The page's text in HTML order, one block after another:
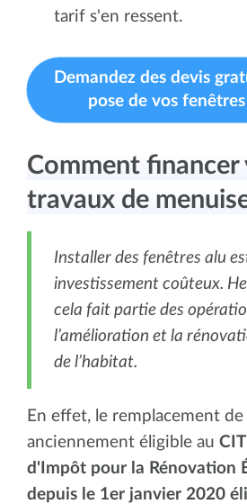
tarif s'en ressent.
Demandez des devis
pose de vos
Comment financer
travaux de
Installer des fenêtres alu
investissement coûteux.
cela fait partie des
l’amélioration et la
de l’habitat.
En effet, le remplacement
anciennement éligible au
d'Impôt pour la Rénovation
depuis le 1er janvier 2020